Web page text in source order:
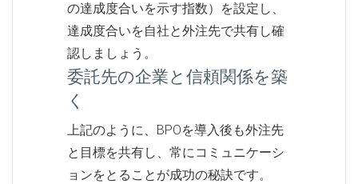
の達成度合いを示す指数）を設定し、
達成度合いを自社と外注先で共有し確
認しましょう。
委託先の企業と信頼関係を築
く
上記のように、BPOを導入後も外注先
と目標を共有し、常にコミュニケーシ
ョンをとることが成功の秘訣です。